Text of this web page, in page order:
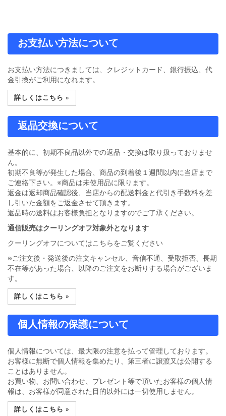
お支払い方法について
お支払い方法につきましては、クレジットカード、銀行振込、代
金引換がご利用になれます。
詳しくはこちら »
返品交換について
基本的に、初期不良品以外での返品・交換は取り扱っておりませ
ん。
初期不良等が発生した場合、商品の到着後１週間以内に当店まで
ご連絡下さい。※商品は未使用品に限ります。
返金は返却商品確認後、当店からの配送料金と代引き手数料を差
し引いた金額をご返金させて頂きます。
返品時の送料はお客様負担となりますのでご了承ください。
通信販売はクーリングオフ対象外となります
クーリングオフについてはこちらをご覧ください
※ご注文後・発送後の注文キャンセル、音信不通、受取拒否、長期
不在等があった場合、以降のご注文をお断りする場合がございま
す。
詳しくはこちら »
個人情報の保護について
個人情報については、最大限の注意を払って管理しております。
お客様に無断で個人情報を集めたり、第三者に譲渡又は公開する
ことはありません。
お買い物、お問い合わせ、プレゼント等で頂いたお客様の個人情
報は、お客様が同意された目的以外には一切使用しません。
詳しくはこちら »